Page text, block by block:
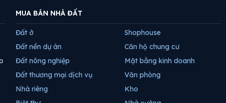
MUA BÁN NHÀ ĐẤT
Đất ở
Đất nền dự án
Đất nông nghiệp
Đất thương mại dịch vụ
Nhà riêng
Shophouse
Căn hộ chung cư
Mặt bằng kinh doanh
Văn phòng
Kho